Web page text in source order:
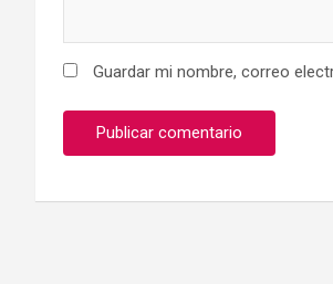
Guardar mi nombre, correo